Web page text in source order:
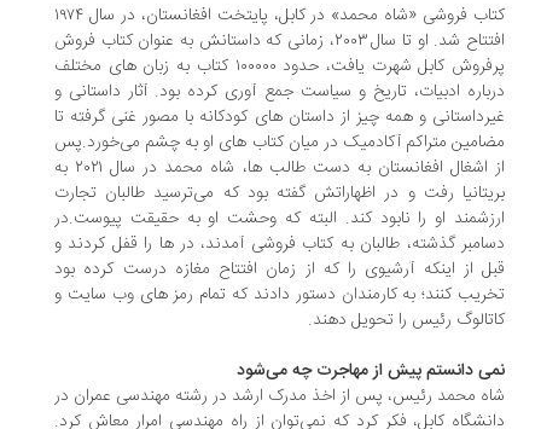
کتاب فروشی «شاه محمد» در کابل، پایتخت افغانستان، در سال ۱۹۷۴
افتتاح شد. او تا سال ۲۰۰۳، زمانی که داستانش به عنوان کتاب فروش
پرفروش کابل شهرت یافت، حدود ۱۰۰۰۰۰ کتاب به زبان های مختلف
ادبیات، تاریخ و سیاست جمع آوری کرده بود. آثار داستانی و
و همه چیز از داستان های کودکانه با مصور غنی گرفته تا
متراکم آکادمیک در میان کتاب های او به چشم می‌خورد.پس
از اشغال افغانستان به دست طالب ها، شاه محمد در سال ۲۰۲۱ به
رفت و در اظهاراتش گفته بود که می‌ترسید طالبان تجارت
او را نابود کند. البته که وحشت او به حقیقت پیوست.در
گذشته، طالبان به کتاب فروشی آمدند، در ها را قفل کردند و
از اینکه آرشیوی را که از زمان افتتاح مغازه درست کرده بود
کنند؛ به کارمندان دستور دادند که تمام رمز های وب سایت و
رئیس را تحویل دهند.
دانستم پیش از مهاجرت چه می‌شود
محمد رئیس، پس از اخذ مدرک ارشد در رشته مهندسی عمران در
کابل، فکر کرد که نمی‌توان از راه مهندسی امرار معاش کرد.